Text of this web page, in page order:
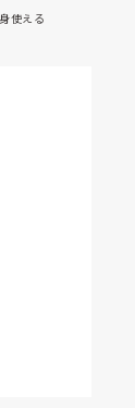
使える